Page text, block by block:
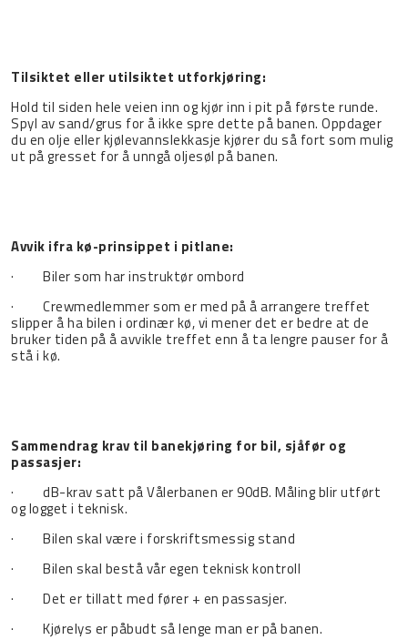
Tilsiktet eller utilsiktet utforkjøring:
Hold til siden hele veien inn og kjør inn i pit på første runde.
Spyl av sand/grus for å ikke spre dette på banen. Oppdager
du en olje eller kjølevannslekkasje kjører du så fort som mulig
ut på gresset for å unngå oljesøl på banen.
Avvik ifra kø-prinsippet i pitlane:
· Biler som har instruktør ombord
· Crewmedlemmer som er med på å arrangere treffet
slipper å ha bilen i ordinær kø, vi mener det er bedre at de
bruker tiden på å avvikle treffet enn å ta lengre pauser for å
stå i kø.
Sammendrag krav til banekjøring for bil, sjåfør og
passasjer:
· dB-krav satt på Vålerbanen er 90dB. Måling blir utført
og logget i teknisk.
· Bilen skal være i forskriftsmessig stand
· Bilen skal bestå vår egen teknisk kontroll
· Det er tillatt med fører + en passasjer.
· Kjørelys er påbudt så lenge man er på banen.